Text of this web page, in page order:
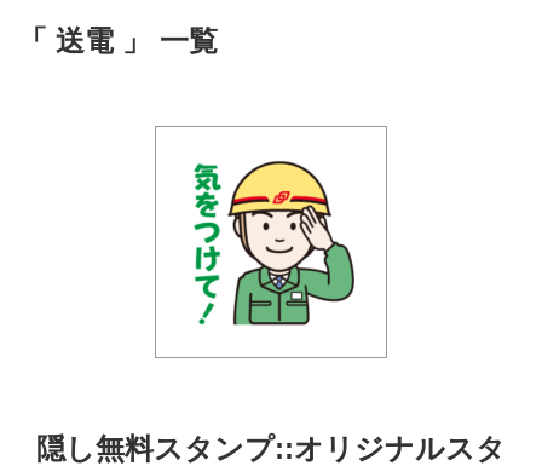
「 送電 」 一覧
隠し無料スタンプ::オリジナルスタ